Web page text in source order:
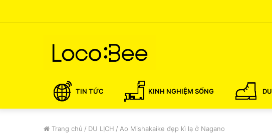
TIN TỨC KINH NGHIỆM SỐNG
Trang chủ / DU LỊCH / Ao Mishakaike đẹp kì lạ ở Nagano